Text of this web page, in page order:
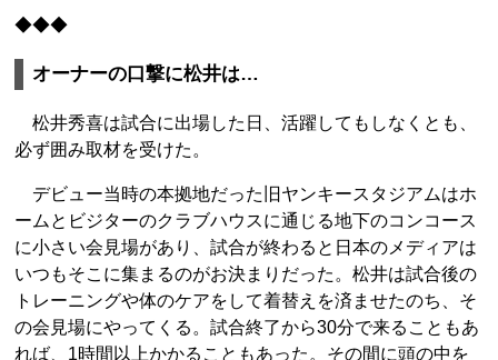
◆◆◆
オーナーの口撃に松井は…
松井秀喜は試合に出場した日、活躍してもしなくとも、
必ず囲み取材を受けた。
デビュー当時の本拠地だった旧ヤンキースタジアムはホ
ームとビジターのクラブハウスに通じる地下のコンコース
に小さい会見場があり、試合が終わると日本のメディアは
いつもそこに集まるのがお決まりだった。松井は試合後の
トレーニングや体のケアをして着替えを済ませたのち、そ
の会見場にやってくる。試合終了から30分で来ることもあ
れば、1時間以上かかることもあった。その間に頭の中を